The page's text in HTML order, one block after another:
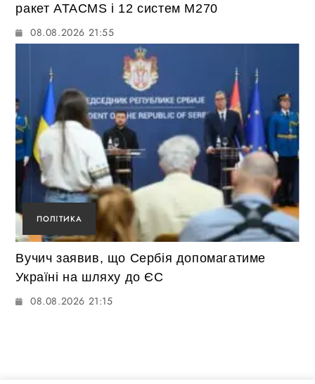
ракет ATACMS і 12 систем M270
08.08.2026 21:55
ПОЛІТИКА
Вучич заявив, що Сербія допомагатиме
Україні на шляху до ЄС
08.08.2026 21:15